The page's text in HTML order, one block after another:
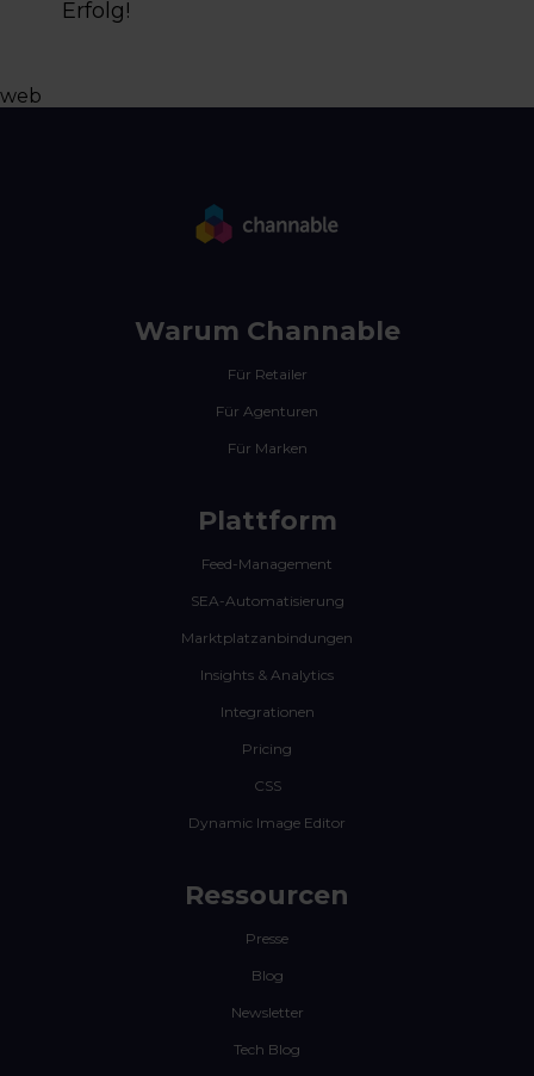
Erfolg!
web
Warum Channable
Für Retailer
Für Agenturen
Für Marken
Plattform
Feed-Management
SEA-Automatisierung
Marktplatzanbindungen
Insights & Analytics
Integrationen
Pricing
CSS
Dynamic Image Editor
Ressourcen
Presse
Blog
Newsletter
Tech Blog